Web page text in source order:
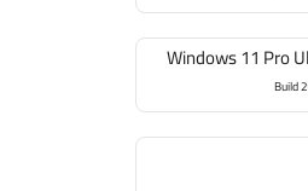
Windows 11 Pro
Build